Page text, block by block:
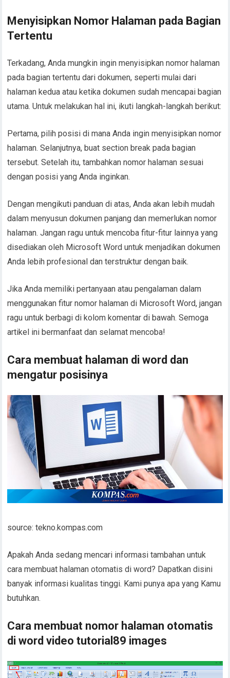
Menyisipkan Nomor Halaman pada Bagian
Tertentu
Terkadang, Anda mungkin ingin menyisipkan nomor halaman
pada bagian tertentu dari dokumen, seperti mulai dari
halaman kedua atau ketika dokumen sudah mencapai bagian
utama. Untuk melakukan hal ini, ikuti langkah-langkah berikut:
Pertama, pilih posisi di mana Anda ingin menyisipkan nomor
halaman. Selanjutnya, buat section break pada bagian
tersebut. Setelah itu, tambahkan nomor halaman sesuai
dengan posisi yang Anda inginkan.
Dengan mengikuti panduan di atas, Anda akan lebih mudah
dalam menyusun dokumen panjang dan memerlukan nomor
halaman. Jangan ragu untuk mencoba fitur-fitur lainnya yang
disediakan oleh Microsoft Word untuk menjadikan dokumen
Anda lebih profesional dan terstruktur dengan baik.
Jika Anda memiliki pertanyaan atau pengalaman dalam
menggunakan fitur nomor halaman di Microsoft Word, jangan
ragu untuk berbagi di kolom komentar di bawah. Semoga
artikel ini bermanfaat dan selamat mencoba!
Cara membuat halaman di word dan
mengatur posisinya
source: tekno.kompas.com
Apakah Anda sedang mencari informasi tambahan untuk
cara membuat halaman otomatis di word? Dapatkan disini
banyak informasi kualitas tinggi. Kami punya apa yang Kamu
butuhkan.
Cara membuat nomor halaman otomatis
di word video tutorial89 images